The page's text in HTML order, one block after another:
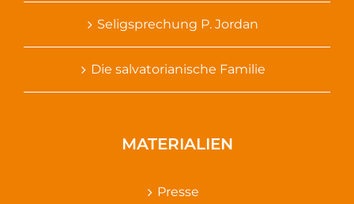
Seligsprechung P. Jordan
Die salvatorianische Familie
MATERIALIEN
Presse